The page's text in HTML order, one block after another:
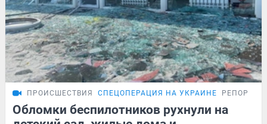
ПРОИСШЕСТВИЯ СПЕЦОПЕРАЦИЯ НА УКРАИНЕ РЕПОРТАЖ
Обломки беспилотников рухнули на